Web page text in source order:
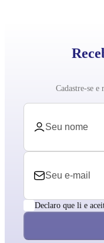
Cadastre-se e
Declaro que li e